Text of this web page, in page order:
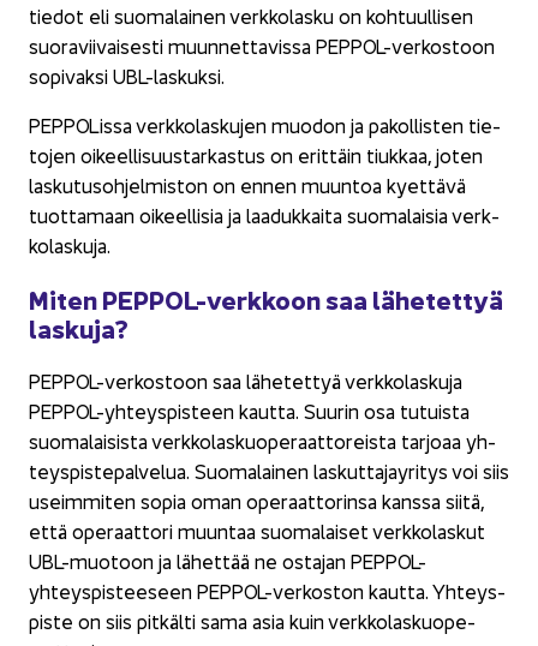
tie­dot eli suo­ma­lai­nen verk­ko­las­ku on koh­tuul­li­sen
suo­ra­vii­vai­ses­ti muun­net­ta­vis­sa PEPPOL-​verkostoon
so­pi­vak­si UBL-​laskuksi.
PEP­PO­Lis­sa verk­ko­las­ku­jen muo­don ja pa­kol­lis­ten tie­
to­jen oi­keel­li­suus­tar­kas­tus on erit­täin tiuk­kaa, joten
las­ku­tus­oh­jel­mis­ton on ennen muun­toa kyet­tä­vä
tuot­ta­maan oi­keel­li­sia ja laa­duk­kai­ta suo­ma­lai­sia verk­
ko­las­ku­ja.
Miten PEPPOL-​verkkoon saa lä­he­tet­tyä
las­ku­ja?
PEPPOL-​verkostoon saa lä­he­tet­tyä verk­ko­las­ku­ja
PEPPOL-​yhteyspisteen kaut­ta. Suu­rin osa tu­tuis­ta
suo­ma­lai­sis­ta verk­ko­las­kuo­pe­raat­to­reis­ta tar­jo­aa yh­
teys­pis­te­pal­ve­lua. Suo­ma­lai­nen las­kut­ta­jay­ri­tys voi siis
useim­mi­ten sopia oman ope­raat­to­rin­sa kans­sa siitä,
että ope­raat­to­ri muun­taa suo­ma­lai­set verk­ko­las­kut
UBL-​muotoon ja lä­het­tää ne os­ta­jan PEPPOL-​
yhteyspisteeseen PEPPOL-​verkoston kaut­ta. Yh­teys­
pis­te on siis pit­käl­ti sama asia kuin verk­ko­las­kuo­pe­